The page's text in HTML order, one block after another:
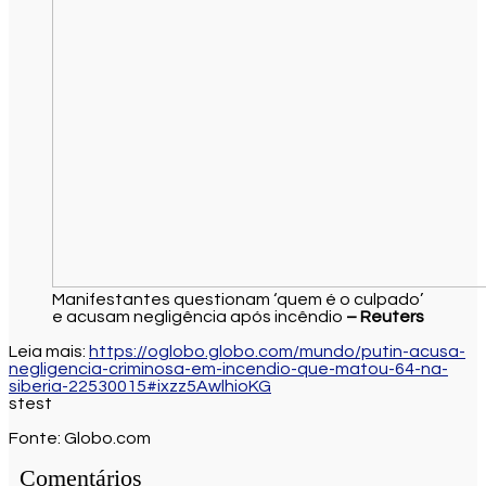
Manifestantes questionam ‘quem é o culpado’
e acusam negligência após incêndio – Reuters
Leia mais: https://oglobo.globo.com/mundo/putin-acusa-
negligencia-criminosa-em-incendio-que-matou-64-na-
siberia-22530015#ixzz5AwlhioKG
stest
Fonte: Globo.com
Comentários